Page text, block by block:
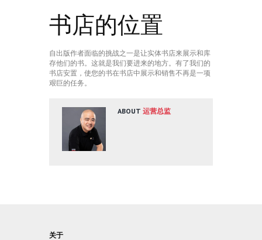
书店的位置
自出版作者面临的挑战之一是让实体书店来展示和库
存他们的书。这就是我们要进来的地方。有了我们的
书店安置，使您的书在书店中展示和销售不再是一项
艰巨的任务。
ABOUT运营总监
关于